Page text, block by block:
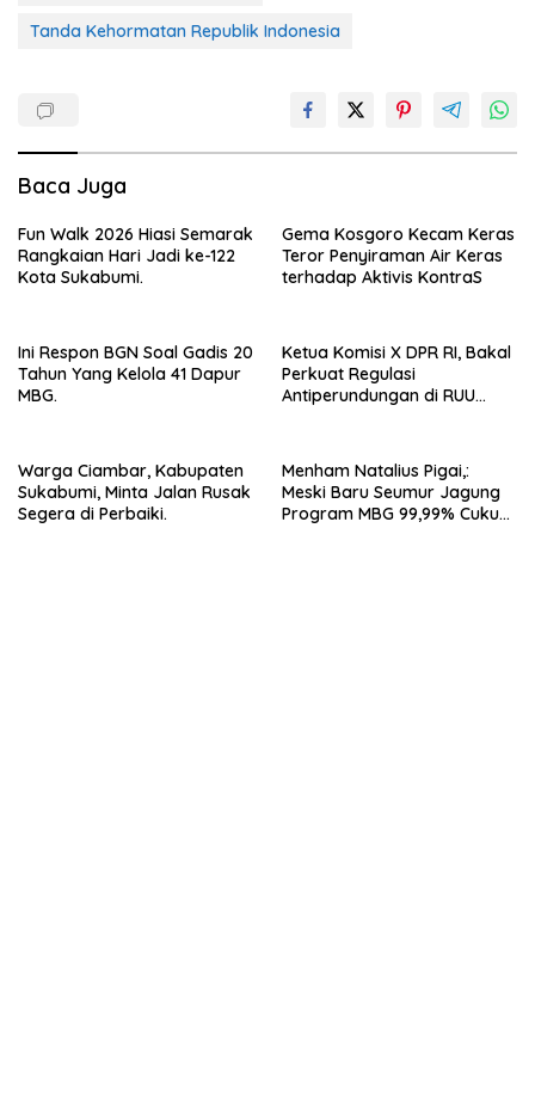
Tanda Kehormatan Republik Indonesia
Baca Juga
Fun Walk 2026 Hiasi Semarak
Rangkaian Hari Jadi ke-122
Kota Sukabumi.
Gema Kosgoro Kecam Keras
Teror Penyiraman Air Keras
terhadap Aktivis KontraS
Ini Respon BGN Soal Gadis 20
Tahun Yang Kelola 41 Dapur
MBG.
Ketua Komisi X DPR RI, Bakal
Perkuat Regulasi
Antiperundungan di RUU
Warga Ciambar, Kabupaten
Sukabumi, Minta Jalan Rusak
Segera di Perbaiki.
Menham Natalius Pigai,:
Meski Baru Seumur Jagung
Program MBG 99,99% Cukup